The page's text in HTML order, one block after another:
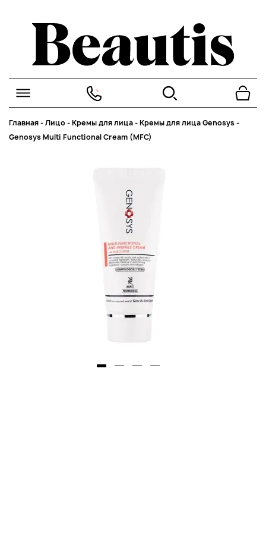
Главная-Лицо-Кремы для лица-Кремы для лица Genosys-
Genosys Multi Functional Cream (MFC)